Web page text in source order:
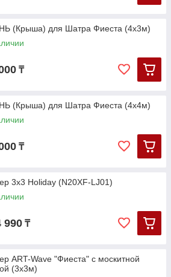
(Крыша) для Шатра Фиеста (4х3м)
₸
(Крыша) для Шатра Фиеста (4х4м)
₸
3х3 Holiday (N20XF-LJ01)
990 ₸
ART-Wave "Фиеста" с москитной
(3х3м)